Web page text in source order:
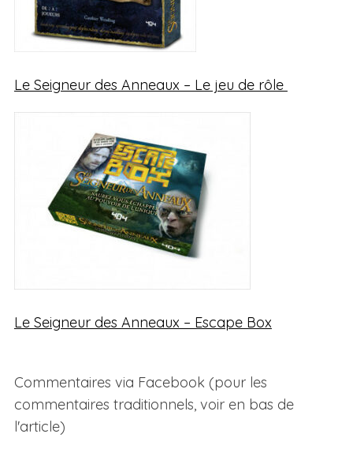
Le Seigneur des Anneaux – Le jeu de rôle
Le Seigneur des Anneaux – Escape Box
Commentaires via Facebook (pour les
commentaires traditionnels, voir en bas de
l'article)